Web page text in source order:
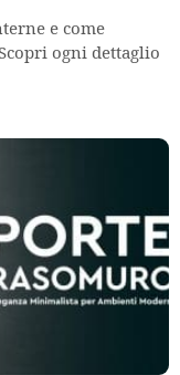
e come
ogni dettaglio